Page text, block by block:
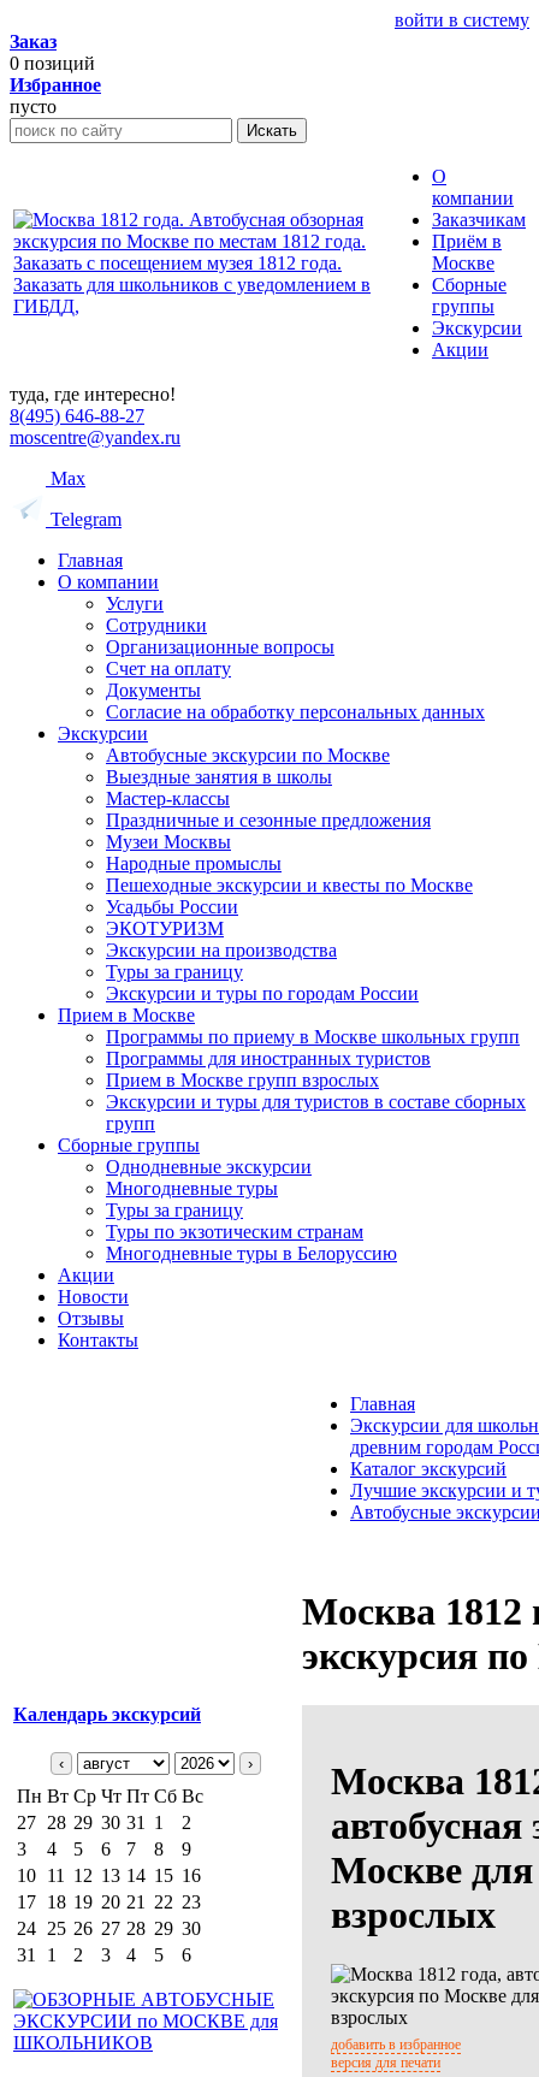
войти в систему
Заказ
0 позиций
Избранное
пусто
Искать
О
компании
Заказчикам
Приём в
Москве
Сборные
группы
Экскурсии
Акции
туда, где интересно!
8(495) 646-88-27
moscentre@yandex.ru
Max
Telegram
Главная
О компании
Услуги
Сотрудники
Организационные вопросы
Счет на оплату
Документы
Согласие на обработку персональных данных
Экскурсии
Автобусные экскурсии по Москве
Выездные занятия в школы
Мастер-классы
Праздничные и сезонные предложения
Музеи Москвы
Народные промыслы
Пешеходные экскурсии и квесты по Москве
Усадьбы России
ЭКОТУРИЗМ
Экскурсии на производства
Туры за границу
Экскурсии и туры по городам России
Прием в Москве
Программы по приему в Москве школьных групп
Программы для иностранных туристов
Прием в Москве групп взрослых
Экскурсии и туры для туристов в составе сборных
групп
Сборные группы
Однодневные экскурсии
Многодневные туры
Туры за границу
Туры по экзотическим странам
Многодневные туры в Белоруссию
Акции
Новости
Отзывы
Контакты
Календарь экскурсий
‹ ›
Пн Вт Ср Чт Пт Сб Вс
27 28 29 30 31 1
2
3
4 5 6 7 8
9
10 11 12 13 14 15 16
17 18 19 20 21 22 23
24 25 26 27 28 29 30
31
1 2 3 4 5 6
Главная
Экскурсии для
древним городам
Каталог экскурсий
Лучшие экскурсии и
Автобусные
Москва 1812
экскурсия
Москва
автобусная
Москве
взрослых
добавить в избранное
версия для печати